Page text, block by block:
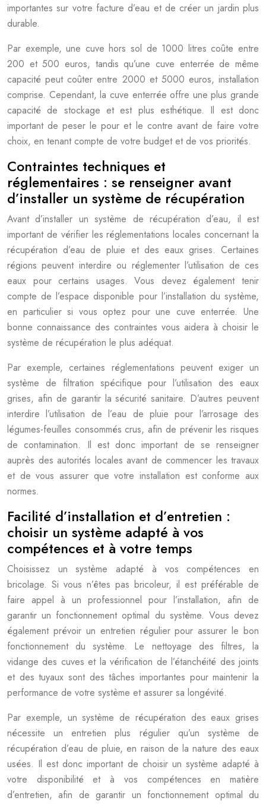
importantes sur votre facture d’eau et de créer un jardin plus
durable.
Par exemple, une cuve hors sol de 1000 litres coûte entre
200 et 500 euros, tandis qu’une cuve enterrée de même
capacité peut coûter entre 2000 et 5000 euros, installation
comprise. Cependant, la cuve enterrée offre une plus grande
capacité de stockage et est plus esthétique. Il est donc
important de peser le pour et le contre avant de faire votre
choix, en tenant compte de votre budget et de vos priorités.
Contraintes techniques et
réglementaires : se renseigner avant
d’installer un système de récupération
Avant d’installer un système de récupération d’eau, il est
important de vérifier les réglementations locales concernant la
récupération d’eau de pluie et des eaux grises. Certaines
régions peuvent interdire ou réglementer l’utilisation de ces
eaux pour certains usages. Vous devez également tenir
compte de l’espace disponible pour l’installation du système,
en particulier si vous optez pour une cuve enterrée. Une
bonne connaissance des contraintes vous aidera à choisir le
système de récupération le plus adéquat.
Par exemple, certaines réglementations peuvent exiger un
système de filtration spécifique pour l’utilisation des eaux
grises, afin de garantir la sécurité sanitaire. D’autres peuvent
interdire l’utilisation de l’eau de pluie pour l’arrosage des
légumes-feuilles consommés crus, afin de prévenir les risques
de contamination. Il est donc important de se renseigner
auprès des autorités locales avant de commencer les travaux
et de vous assurer que votre installation est conforme aux
normes.
Facilité d’installation et d’entretien :
choisir un système adapté à vos
compétences et à votre temps
Choisissez un système adapté à vos compétences en
bricolage. Si vous n’êtes pas bricoleur, il est préférable de
faire appel à un professionnel pour l’installation, afin de
garantir un fonctionnement optimal du système. Vous devez
également prévoir un entretien régulier pour assurer le bon
fonctionnement du système. Le nettoyage des filtres, la
vidange des cuves et la vérification de l’étanchéité des joints
et des tuyaux sont des tâches importantes pour maintenir la
performance de votre système et assurer sa longévité.
Par exemple, un système de récupération des eaux grises
nécessite un entretien plus régulier qu’un système de
récupération d’eau de pluie, en raison de la nature des eaux
usées. Il est donc important de choisir un système adapté à
votre disponibilité et à vos compétences en matière
d’entretien, afin de garantir un fonctionnement optimal du